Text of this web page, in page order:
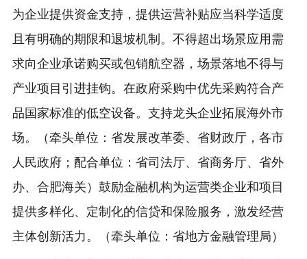
为企业提供资金支持，提供运营补贴应当科学适度
且有明确的期限和退坡机制。不得超出场景应用需
求向企业承诺购买或包销航空器，场景落地不得与
产业项目引进挂钩。在政府采购中优先采购符合产
品国家标准的低空设备。支持龙头企业拓展海外市
场。（牵头单位：省发展改革委、省财政厅，各市
人民政府；配合单位：省司法厅、省商务厅、省外
办、合肥海关）鼓励金融机构为运营类企业和项目
提供多样化、定制化的信贷和保险服务，激发经营
主体创新活力。（牵头单位：省地方金融管理局）